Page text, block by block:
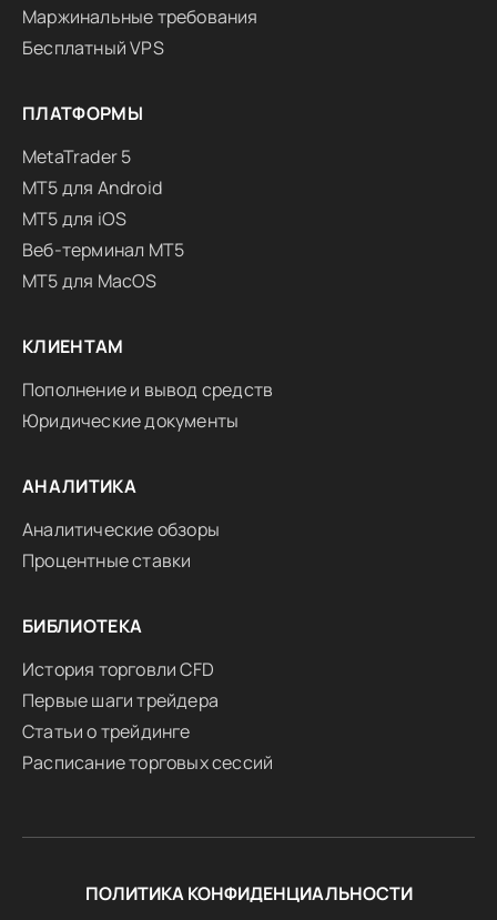
Маржинальные требования
Бесплатный VPS
ПЛАТФОРМЫ
MetaTrader 5
MT5 для Android
MT5 для iOS
Веб-терминал MT5
MT5 для MacOS
КЛИЕНТАМ
Пополнение и вывод средств
Юридические документы
АНАЛИТИКА
Аналитические обзоры
Процентные ставки
БИБЛИОТЕКА
История торговли CFD
Первые шаги трейдера
Статьи о трейдинге
Расписание торговых сессий
ПОЛИТИКА КОНФИДЕНЦИАЛЬНОСТИ